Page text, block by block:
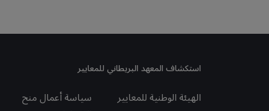
استكشاف المعهد البريطاني للمعايير
الهيئة الوطنية للمعايير
سياسة أعمال منح